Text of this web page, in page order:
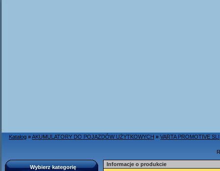
Katalog »AKUMULATORY DO POJAZDÓW UŻYTKOWYCH » VARTA PROMOTIVE SLI
Wybierz kategorię Informacje o produkcie